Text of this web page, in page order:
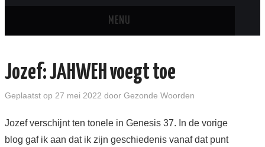
MENU
STUDIES
BROCHURES
Jozef: JAHWEH voegt toe
Geplaatst op 27 mei 2022 door Gezonde Woorden
Jozef verschijnt ten tonele in Genesis 37. In de vorige
blog gaf ik aan dat ik zijn geschiedenis vanaf dat punt